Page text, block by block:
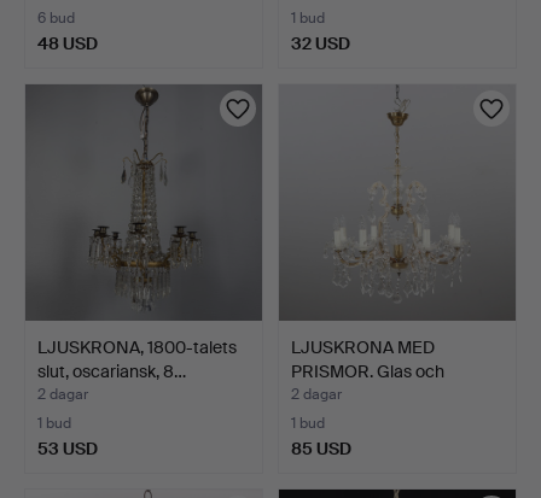
6 bud
48 USD
1 bud
32 USD
LJUSKRONA, 1800-talets
slut, oscariansk, 8…
2 dagar
1 bud
53 USD
LJUSKRONA MED
PRISMOR. Glas och
bronserad …
2 dagar
1 bud
85 USD